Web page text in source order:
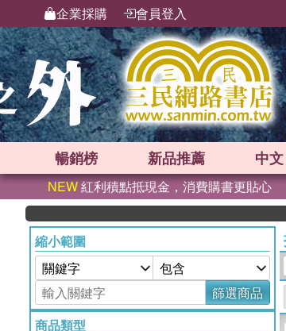
企業採購 會員登入
暢銷榜 新品推薦 中文
NEW紅利積點抵現金，消費購書更貼心
縮小範圍
篩選商品
商品類型